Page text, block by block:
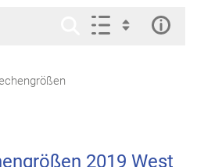
2019 West